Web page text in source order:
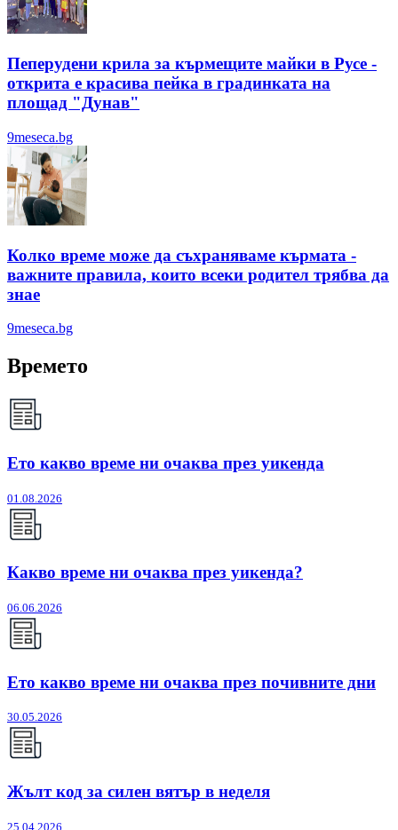
Пеперудени крила за кърмещите майки в Русе -
открита е красива пейка в градинката на
площад "Дунав"
9meseca.bg
Колко време може да съхраняваме кърмата -
важните правила, които всеки родител трябва да
знае
9meseca.bg
Времето
Ето какво време ни очаква през уикенда
01.08.2026
Какво време ни очаква през уикенда?
06.06.2026
Ето какво време ни очаква през почивните дни
30.05.2026
Жълт код за силен вятър в неделя
25.04.2026